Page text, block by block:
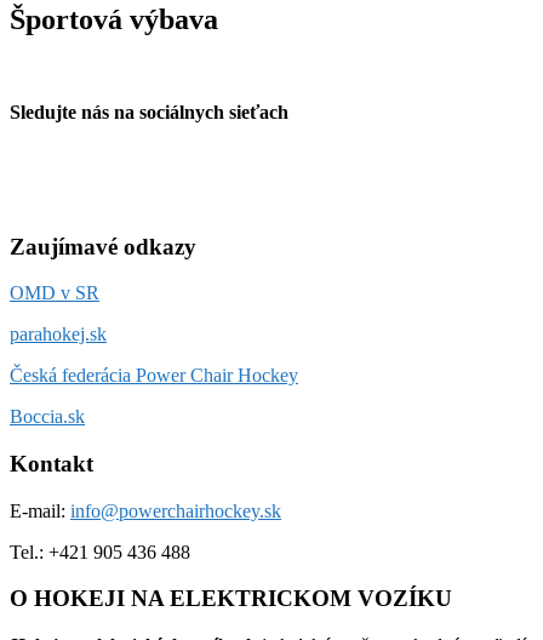
Športová výbava
Sledujte nás na sociálnych sieťach
Zaujímavé odkazy
OMD v SR
parahokej.sk
Česká federácia Power Chair Hockey
Boccia.sk
Kontakt
E-mail: info@powerchairhockey.sk
Tel.: +421 905 436 488
O HOKEJI NA ELEKTRICKOM VOZÍKU